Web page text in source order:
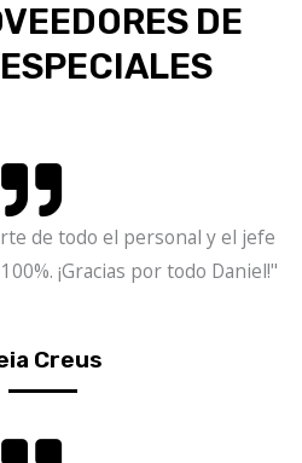
DE
de todo el personal y el jefe
¡Gracias por todo Daniel!"
Creus